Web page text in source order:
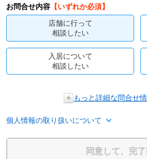
お問合せ内容 【いずれか必須】
店舗に行って
相談したい
入居について
相談したい
もっと詳細な問合せ
個人情報の取り扱いについて
同意して、完